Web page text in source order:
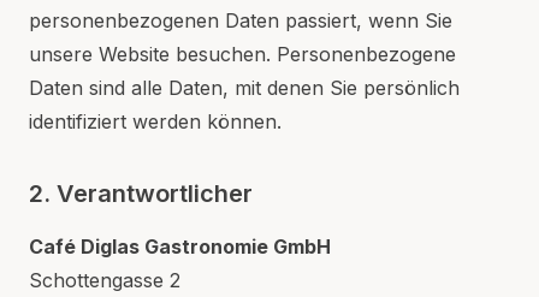
personenbezogenen Daten passiert, wenn Sie
unsere Website besuchen. Personenbezogene
Daten sind alle Daten, mit denen Sie persönlich
identifiziert werden können.
2. Verantwortlicher
Café Diglas Gastronomie GmbH
Schottengasse 2